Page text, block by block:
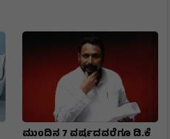
ಮುಂದಿನ 7 ವರ್ಷದವರೆಗೂ ಡಿ.ಕೆ